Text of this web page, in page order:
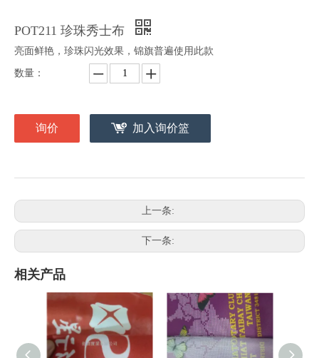
POT211 珍珠秀士布
亮面鲜艳，珍珠闪光效果，锦旗普遍使用此款
数量：
询价 加入询价篮
上一条:
下一条:
相关产品